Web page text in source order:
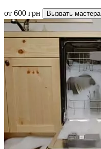
от 600 грн Вызвать мастера